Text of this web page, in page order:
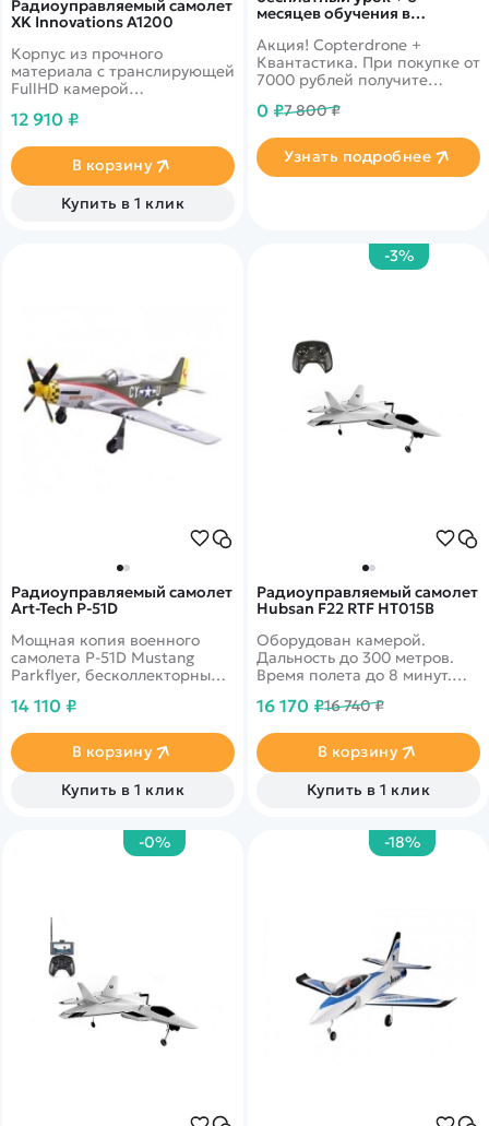
месяцев обучения в
Акция! Copterdrone +
Квантастика. При покупке от
7000 рублей получите
нашего партнера
0 ₽7 800 ₽
Узнать подробнее
Радиоуправляемый самолет
XK Innovations A1200
Корпус из прочного
материала с транслирующей
FullHD камерой
12 910 ₽
В корзину
Купить в 1 клик
Радиоуправляемый самолет
Art-Tech P-51D
Мощная копия военного
самолета P-51D Mustang
Parkflyer, бесколлекторный
14 110 ₽
В корзину
Купить в 1 клик
-3%
Радиоуправляемый самолет
Hubsan F22 RTF HT015B
Оборудован камерой.
Дальность до 300 метров.
Время полета до 8 минут.
Автоматический взлет.
16 170 ₽16 740 ₽
В корзину
Купить в 1 клик
-0% -18%